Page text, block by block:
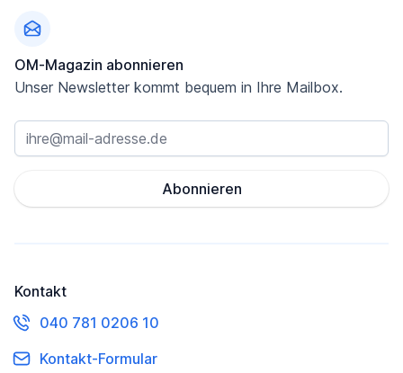
OM-Magazin abonnieren
Unser Newsletter kommt bequem in Ihre Mailbox.
Abonnieren
Kontakt
040 781 0206 10
Kontakt-Formular